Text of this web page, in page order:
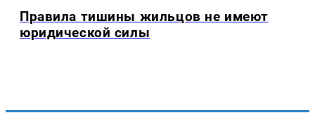
Правила тишины жильцов не имеют
юридической силы